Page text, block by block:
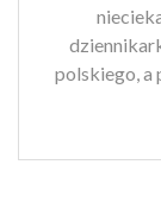
polskiego, a